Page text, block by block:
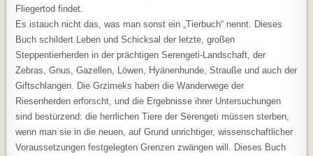
Fliegertod findet.
Es istauch nicht das, was man sonst ein „Tierbuch“ nennt. Dieses
Buch schildert Leben und Schicksal der letzte, großen
Steppentierherden in der prächtigen Serengeti-Landschaft, der
Zebras, Gnus, Gazellen, Löwen, Hyänenhunde, Strauße und auch der
Giftschlangen. Die Grzimeks haben die Wanderwege der
Riesenherden erforscht, und die Ergebnisse ihrer Untersuchungen
sind bestürzend: die herrlichen Tiere der Serengeti müssen sterben,
wenn man sie in die neuen, auf Grund unrichtiger, wissenschaftlicher
Voraussetzungen festgelegten Grenzen zwängen will. Dieses Buch